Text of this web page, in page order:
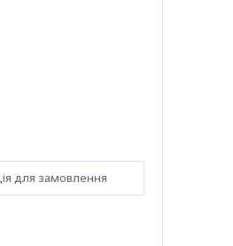
для замовлення